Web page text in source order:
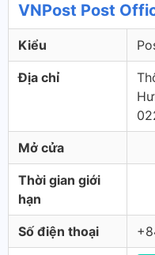
VNPost Post
Kiểu
Địa chỉ
Mở cửa
Thời gian giới
hạn
Số điện thoại